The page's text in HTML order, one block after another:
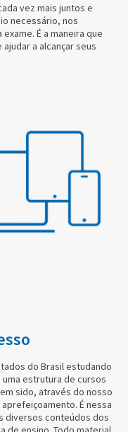
vez mais juntos e
necessário, nos
É a maneira que
a alcançar seus
do Brasil estudando
estrutura de cursos
sido, através do nosso
É nessa
diversos conteúdos dos